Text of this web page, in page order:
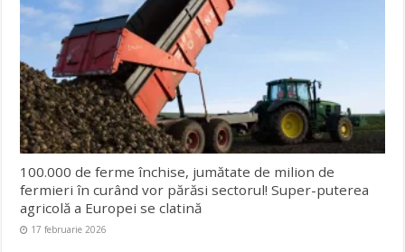
100.000 de ferme închise, jumătate de milion de
fermieri în curând vor părăsi sectorul! Super-puterea
agricolă a Europei se clatină
17 februarie 2026